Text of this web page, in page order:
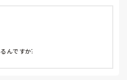
んですか⁇